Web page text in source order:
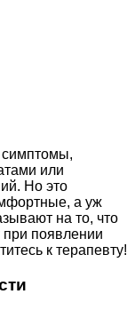
или
Но это
а уж
на то, что
появлении
к терапевту!